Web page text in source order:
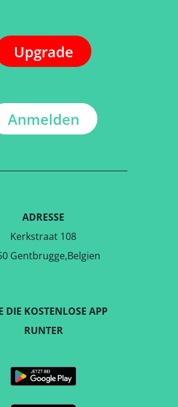
Upgrade
Anmelden
ADRESSE
Kerkstraat 108
Gentbrugge,Belgien
DIE KOSTENLOSE APP
RUNTER